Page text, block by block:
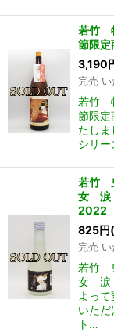
若竹
節限定
3,190
完売
若竹
節限定
たし
シリ
若竹
女 涙
2022
825円
完売
若竹
女 涙
よっ
いた
ト…